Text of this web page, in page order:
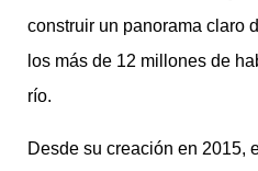
construir un panorama claro
los más de 12 millones de
río.
Desde su creación en 2015,